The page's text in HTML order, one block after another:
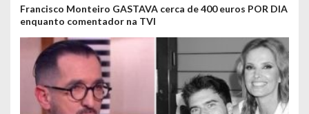
Francisco Monteiro GASTAVA cerca de 400 euros POR DIA
enquanto comentador na TVI